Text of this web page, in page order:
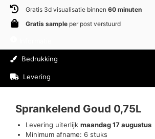
Gratis 3d visualisatie binnen 60 minuten
Gratis sample per post verstuurd
Bedrukking
Levering
Sprankelend Goud 0,75L
Levering uiterlijk maandag 17 augustus
Minimum afname: 6 stuks